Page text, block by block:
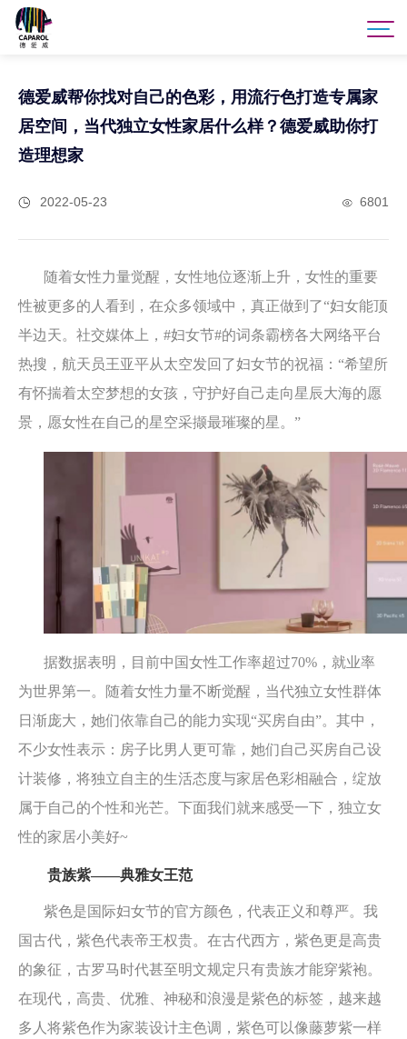
德爱威帮你找对自己的色彩，用流行色打造专属家
居空间，当代独立女性家居什么样？德爱威助你打
造理想家
2022-05-23 6801
随着女性力量觉醒，女性地位逐渐上升，女性的重要
性被更多的人看到，在众多领域中，真正做到了“妇女能顶
半边天。社交媒体上，#妇女节#的词条霸榜各大网络平台
热搜，航天员王亚平从太空发回了妇女节的祝福：“希望所
有怀揣着太空梦想的女孩，守护好自己走向星辰大海的愿
景，愿女性在自己的星空采撷最璀璨的星。”
据数据表明，目前中国女性工作率超过70%，就业率
为世界第一。随着女性力量不断觉醒，当代独立女性群体
日渐庞大，她们依靠自己的能力实现“买房自由”。其中，
不少女性表示：房子比男人更可靠，她们自己买房自己设
计装修，将独立自主的生活态度与家居色彩相融合，绽放
属于自己的个性和光芒。下面我们就来感受一下，独立女
性的家居小美好~
贵族紫——典雅女王范
紫色是国际妇女节的官方颜色，代表正义和尊严。我
国古代，紫色代表帝王权贵。在古代西方，紫色更是高贵
的象征，古罗马时代甚至明文规定只有贵族才能穿紫袍。
在现代，高贵、优雅、神秘和浪漫是紫色的标签，越来越
多人将紫色作为家装设计主色调，紫色可以像藤萝紫一样